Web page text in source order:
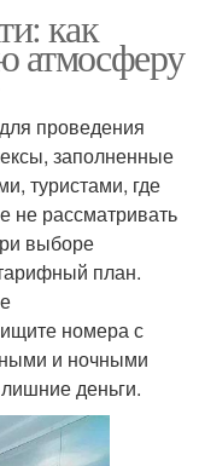
как
атмосферу
проведения
заполненные
туристами, где
не рассматривать
выборе
план.
номера с
и ночными
деньги.